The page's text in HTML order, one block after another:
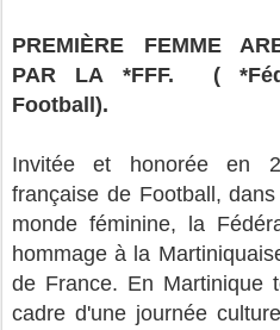
PREMIÈRE FEMME
PAR LA *FFF. (
Football).
Invitée et honorée en
française de Football,
monde féminine, la
hommage à la
de France. En Martinique
cadre d'une journée